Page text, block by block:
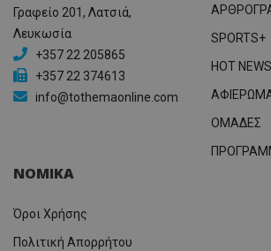
Γραφείο 201, Λατσιά,
Λευκωσία
+357 22 205865
+357 22 374613
info@tothemaonline.com
SPORTS+
HOT NEWS
ΟΜΑΔΕΣ
ΝΟΜΙΚΑ
Όροι Χρήσης
Πολιτική Απορρήτου